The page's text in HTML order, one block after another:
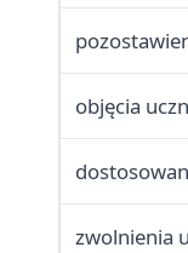
objęcia
zwolnienia